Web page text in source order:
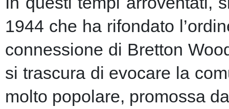
1944 che ha rifondato
connessione di Bretton
si trascura di evocare la
molto popolare, promossa